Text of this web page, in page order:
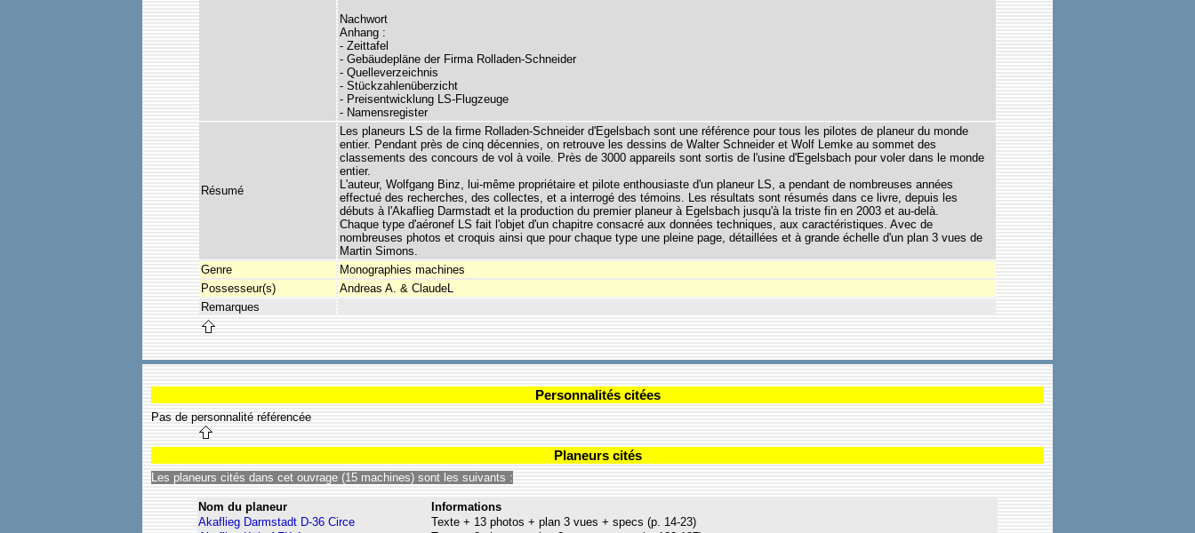
Nachwort
Anhang :
- Zeittafel
- Gebäudepläne der Firma Rolladen-Schneider
- Quelleverzeichnis
- Stückzahlenüberzicht
- Preisentwicklung LS-Flugzeuge
- Namensregister
Résumé
Les planeurs LS de la firme Rolladen-Schneider d'Egelsbach sont une référence pour tous les pilotes de planeur du monde
entier. Pendant près de cinq décennies, on retrouve les dessins de Walter Schneider et Wolf Lemke au sommet des
classements des concours de vol à voile. Près de 3000 appareils sont sortis de l'usine d'Egelsbach pour voler dans le monde
entier.
L'auteur, Wolfgang Binz, lui-même propriétaire et pilote enthousiaste d'un planeur LS, a pendant de nombreuses années
effectué des recherches, des collectes, et a interrogé des témoins. Les résultats sont résumés dans ce livre, depuis les
débuts à l'Akaflieg Darmstadt et la production du premier planeur à Egelsbach jusqu'à la triste fin en 2003 et au-delà.
Chaque type d'aéronef LS fait l'objet d'un chapitre consacré aux données techniques, aux caractéristiques. Avec de
nombreuses photos et croquis ainsi que pour chaque type une pleine page, détaillées et à grande échelle d'un plan 3 vues de
Martin Simons.
Genre
Monographies machines
Possesseur(s)
Andreas A. & ClaudeL
Remarques
Personnalités citées
Pas de personnalité référencée
Planeurs cités
Les planeurs cités dans cet ouvrage (15 machines) sont les suivants :
Nom du planeur
Informations
Akaflieg Darmstadt D-36 Circe
Texte + 13 photos + plan 3 vues + specs (p. 14-23)